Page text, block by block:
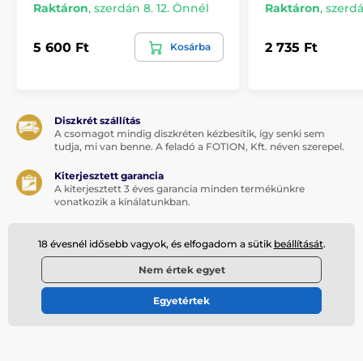
Raktáron, szerdán 8. 12. Önnél
5 600 Ft Kosárba
Raktáron,
2 735 Ft
Diszkrét szállítás
A csomagot mindig diszkréten kézbesítik, így senki sem
tudja, mi van benne. A feladó a FOTION, Kft. néven szerepel.
Kiterjesztett garancia
A kiterjesztett 3 éves garancia minden termékünkre
vonatkozik a kínálatunkban.
Diszkréten átveheti rendelését bármelyik Foxpost fiókban.
Több mint 15 éve vagyunk a piacon. Évente több mint 50
ezer elégedett ügyfél garantálja a megbízható szállítást.
18 évesnél idősebb vagyok, és elfogadom a sütik beállítását.
Nem értek egyet
Egyetértek